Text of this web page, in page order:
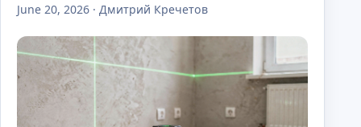
June 20, 2026 · Дмитрий Кречетов